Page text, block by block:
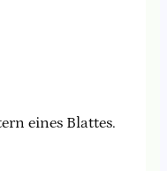
eines Blattes.